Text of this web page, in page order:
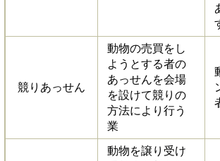
競りあっせん
動物の売買をし
ようとする者の
あっせんを会場
を設けて競りの
方法により行う
業
動物を譲り受け